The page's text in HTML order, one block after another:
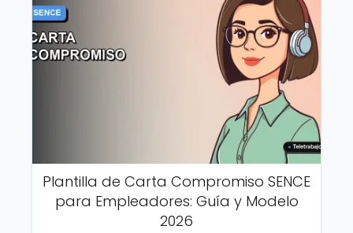
Plantilla de Carta Compromiso SENCE
para Empleadores: Guía y Modelo
2026